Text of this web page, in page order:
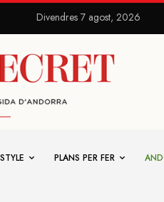
Divendres 7 agost, 2026
PLANS PER FER